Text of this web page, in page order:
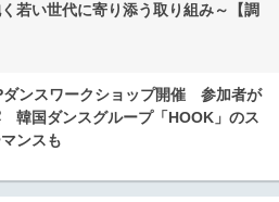
若い世代に寄り添う取り組み～【調
ダンスワークショップ開催 参加者が
韓国ダンスグループ「HOOK」のス
ンスも